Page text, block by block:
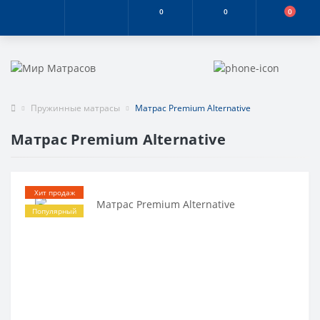
0 0 0
Пружинные матрасы Матрас Premium Alternative
Матрас Premium Alternative
Хит продаж
Популярный